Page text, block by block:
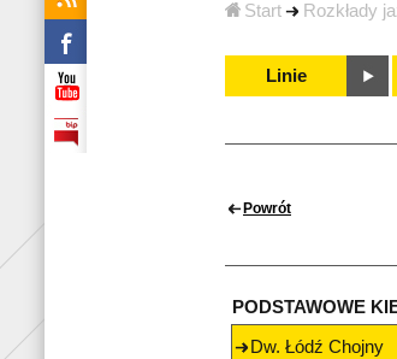
Start Rozkłady
Linie
Powrót
PODSTAWOWE
Dw. Łódź Chojny